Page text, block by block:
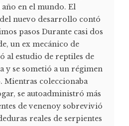
en el mundo. El
nuevo desarrollo contó
pasos Durante casi dos
un ex mecánico de
al estudio de reptiles de
y se sometió a un régimen
Mientras coleccionaba
se autoadministró más
de venenoy sobrevivió
reales de serpientes